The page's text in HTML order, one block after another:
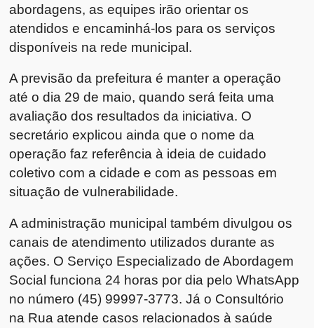
abordagens, as equipes irão orientar os
atendidos e encaminhá-los para os serviços
disponíveis na rede municipal.
A previsão da prefeitura é manter a operação
até o dia 29 de maio, quando será feita uma
avaliação dos resultados da iniciativa. O
secretário explicou ainda que o nome da
operação faz referência à ideia de cuidado
coletivo com a cidade e com as pessoas em
situação de vulnerabilidade.
A administração municipal também divulgou os
canais de atendimento utilizados durante as
ações. O Serviço Especializado de Abordagem
Social funciona 24 horas por dia pelo WhatsApp
no número (45) 99997-3773. Já o Consultório
na Rua atende casos relacionados à saúde